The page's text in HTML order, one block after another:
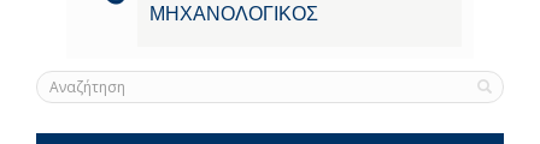
ΜΗΧΑΝΟΛΟΓΙΚΟΣ